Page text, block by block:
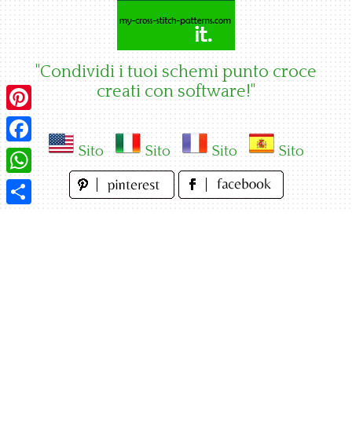
"Condividi i tuoi schemi punto croce
creati con software!"
Sito Sito Sito Sito
Pinterest
Facebook
WhatsApp